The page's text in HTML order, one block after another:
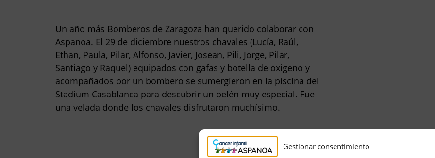
Gestionar consentimiento
Un año más Bomberos de Zaragoza han querido colaborar con
Aspanoa. El 29 de diciembre nuestros chavales (Lucía, Raúl,
Ethan, Paula, Pilar, Alfonso, Javier, Josean, Pili, Jorge, Pilar,
Santiago y Raquel) equipados con gafas y botella de oxigeno y
acompañados por un bombero se sumergieron en la piscina del
Stadium Casablanca para descubrir un belén muy especial. Fue
una velada donde los chavales disfrutaron muchísimo.